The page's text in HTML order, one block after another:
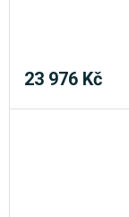
23 976 Kč